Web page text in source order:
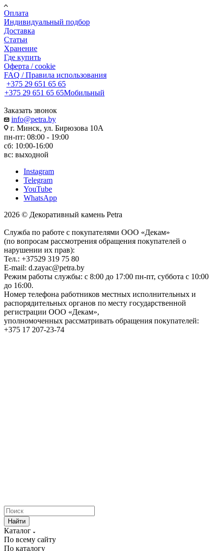
Оплата
Индивидуальный подбор
Доставка
Статьи
Хранение
Где купить
Оферта / cookie
FAQ / Правила использования
+375 29 651 65 65
+375 29 651 65 65Мобильный
Заказать звонок
info@petra.by
г. Минск, ул. Бирюзова 10А
пн-пт: 08:00 - 19:00
сб: 10:00-16:00
вс: выходной
Instagram
Telegram
YouTube
WhatsApp
2026 © Декоративный камень Petra
Служба по работе с покупателями ООО «Декам»
(по вопросам рассмотрения обращения покупателей о
нарушении их прав):
Тел.: +37529 319 75 80
E-mail: d.zayac@petra.by
Режим работы службы: с 8:00 до 17:00 пн-пт, суббота с 10:00
до 16:00.
Номер телефона работников местных исполнительных и
распорядительных органов по месту государственной
регистрации ООО «Декам»,
уполномоченных рассматривать обращения покупателей:
+375 17 207-23-74
Найти
Каталог
По всему сайту
По каталогу